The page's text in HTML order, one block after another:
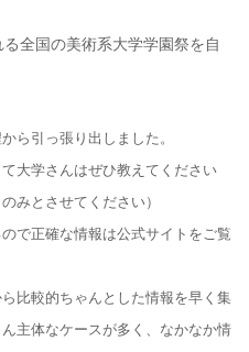
全国の美術系大学学園祭を自
ら引っ張り出しました。
大学さんはぜひ教えてください
みとさせてください）
で正確な情報は公式サイトをご覧
比較的ちゃんとした情報を早く集
主体なケースが多く、なかなか情